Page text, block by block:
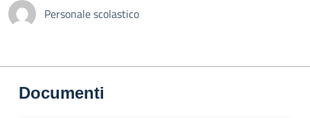
Personale scolastico
Documenti